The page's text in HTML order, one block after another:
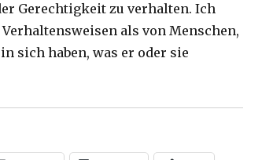
Gerechtigkeit zu verhalten. Ich
als von Menschen,
sich haben, was er oder sie
Teil 1, Christoph Fleischer, Welver